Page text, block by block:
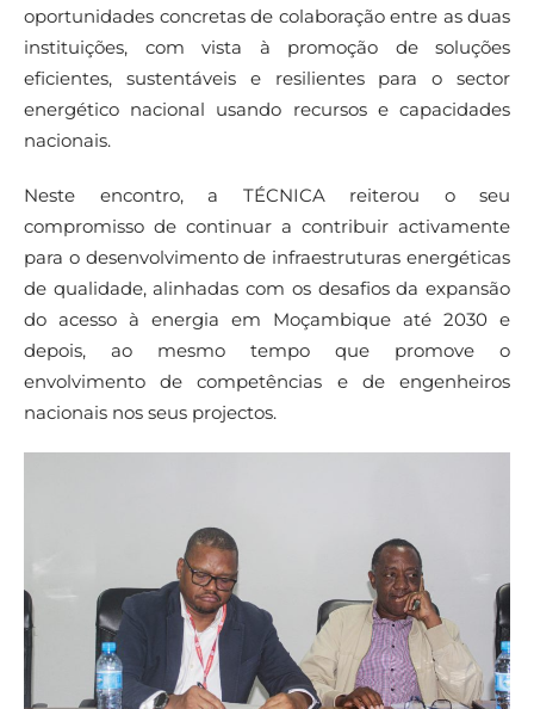
oportunidades concretas de colaboração entre as duas
instituições, com vista à promoção de soluções
eficientes, sustentáveis e resilientes para o sector
energético nacional usando recursos e capacidades
nacionais.
Neste encontro, a TÉCNICA reiterou o seu
compromisso de continuar a contribuir activamente
para o desenvolvimento de infraestruturas energéticas
de qualidade, alinhadas com os desafios da expansão
do acesso à energia em Moçambique até 2030 e
depois, ao mesmo tempo que promove o
envolvimento de competências e de engenheiros
nacionais nos seus projectos.